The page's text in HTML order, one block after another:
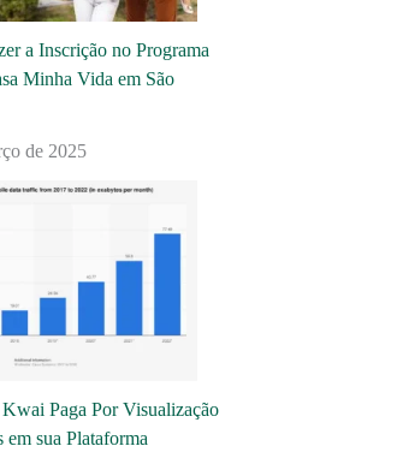
a Inscrição no Programa
Minha Vida em São
de 2025
Paga Por Visualização
em sua Plataforma